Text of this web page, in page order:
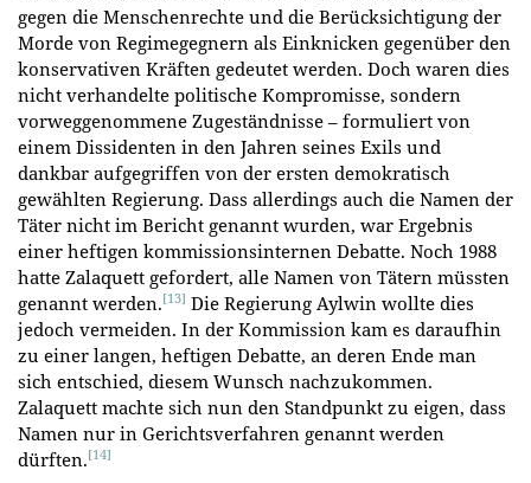
gegen die Menschenrechte und die Berücksichtigung der
Morde von Regimegegnern als Einknicken gegenüber den
konservativen Kräften gedeutet werden. Doch waren dies
nicht verhandelte politische Kompromisse, sondern
vorweggenommene Zugeständnisse – formuliert von
einem Dissidenten in den Jahren seines Exils und
dankbar aufgegriffen von der ersten demokratisch
gewählten Regierung. Dass allerdings auch die Namen der
Täter nicht im Bericht genannt wurden, war Ergebnis
einer heftigen kommissionsinternen Debatte. Noch 1988
hatte Zalaquett gefordert, alle Namen von Tätern müssten
genannt werden.[13] Die Regierung Aylwin wollte dies
jedoch vermeiden. In der Kommission kam es daraufhin
zu einer langen, heftigen Debatte, an deren Ende man
sich entschied, diesem Wunsch nachzukommen.
Zalaquett machte sich nun den Standpunkt zu eigen, dass
Namen nur in Gerichtsverfahren genannt werden
dürften.[14]